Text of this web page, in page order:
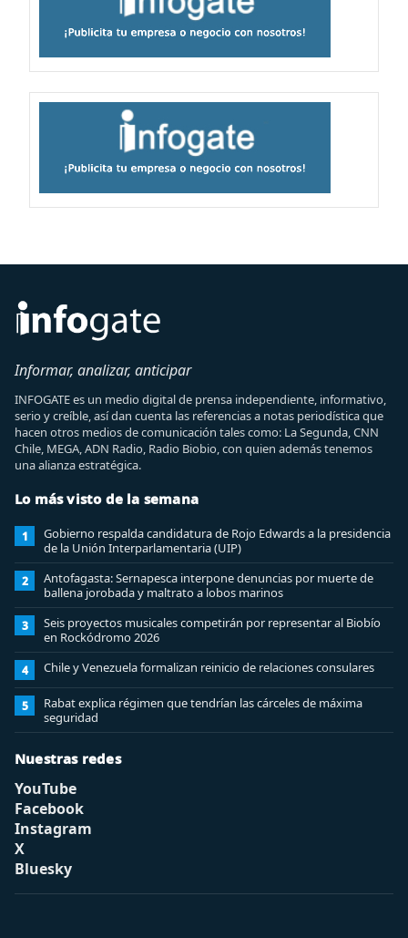
Informar, analizar, anticipar
INFOGATE es un medio digital de prensa independiente, informativo,
serio y creíble, así dan cuenta las referencias a notas periodística que
hacen otros medios de comunicación tales como: La Segunda, CNN
Chile, MEGA, ADN Radio, Radio Biobio, con quien además tenemos
una alianza estratégica.
Lo más visto de la semana
1
Gobierno respalda candidatura de Rojo Edwards a la presidencia
de la Unión Interparlamentaria (UIP)
2
Antofagasta: Sernapesca interpone denuncias por muerte de
ballena jorobada y maltrato a lobos marinos
3
Seis proyectos musicales competirán por representar al Biobío
en Rockódromo 2026
4 Chile y Venezuela formalizan reinicio de relaciones consulares
5
Rabat explica régimen que tendrían las cárceles de máxima
seguridad
Nuestras redes
YouTube
Facebook
Instagram
X
Bluesky